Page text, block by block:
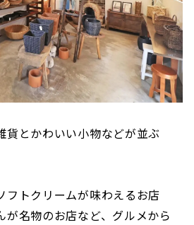
貨とかわいい小物などが並ぶ
フトクリームが味わえるお店
が名物のお店など、グルメから